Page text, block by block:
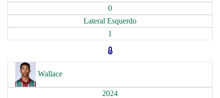
0
Lateral Esquerdo
1
Wallace
2024